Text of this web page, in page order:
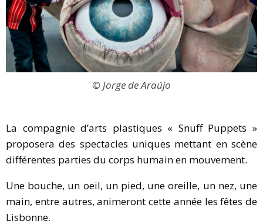
© Jorge de Araújo
La compagnie d’arts plastiques « Snuff Puppets »
proposera des spectacles uniques mettant en scène
différentes parties du corps humain en mouvement.
Une bouche, un oeil, un pied, une oreille, un nez, une
main, entre autres, animeront cette année les fêtes de
Lisbonne.